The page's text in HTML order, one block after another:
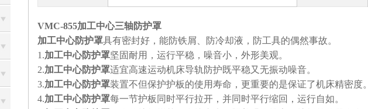
VMC-855加工中心三轴防护罩
加工中心防护罩具有密封好，能防铁屑、防冷却液，防工具的偶然事故。
1.加工中心防护罩坚固耐用，运行平稳，噪音小，外形美观。
2.加工中心防护罩适宜高速运动机床导轨防护既平稳又无振动噪音。
3.加工中心防护罩装置不但保护护板的使用寿命，更重要的是保证了机床精密度。
4.加工中心防护罩每一节护板同时平行拉开，并同时平行缩回，运行自如。